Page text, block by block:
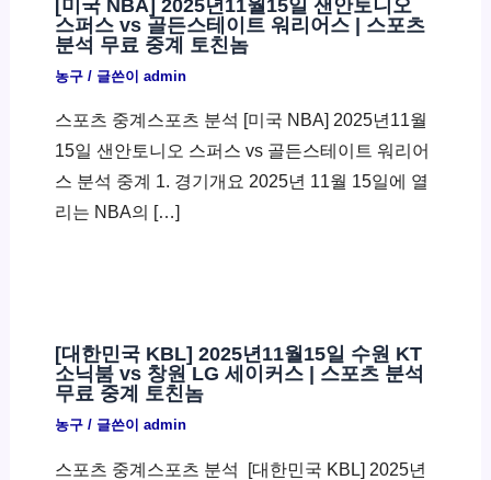
스퍼스 vs 골든스테이트 워리어스 | 스포츠
분석 무료 중계 토친놈
농구/ 글쓴이 admin
스포츠 중계스포츠 분석 [미국 NBA] 2025년11월
15일 샌안토니오 스퍼스 vs 골든스테이트 워리어
스 분석 중계 1. 경기개요 2025년 11월 15일에 열
리는 NBA의 […]
[대한민국 KBL] 2025년11월15일 수원 KT
소닉붐 vs 창원 LG 세이커스 | 스포츠 분석
무료 중계 토친놈
농구/ 글쓴이 admin
스포츠 중계스포츠 분석 ​ [대한민국 KBL] 2025년